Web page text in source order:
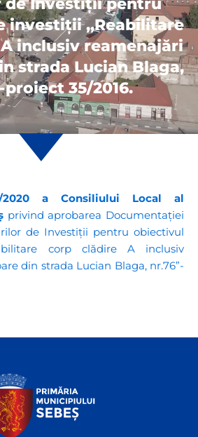
de Investiții pentru
investiții ,,Reabilitare
inclusiv reamenajări
strada Lucian Blaga,
proiect 35/2016.
2020 a Consiliului Local al
privind aprobarea Documentației
de Investiții pentru obiectivul
corp clădire A inclusiv
din strada Lucian Blaga, nr.76”-